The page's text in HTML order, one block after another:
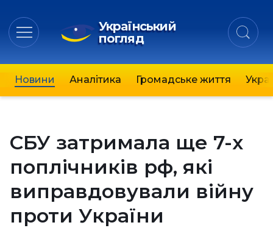
Український
погляд
Новини Аналітика Громадське життя
СБУ затримала ще 7-х
поплічників рф, які
виправдовували війну
проти України